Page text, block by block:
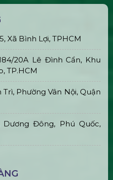
Xã Bình Lợi, TPHCM
20A Lê Đình Cẩn, Khu
TP.HCM
Trì, Phường Vân Nội, Quận
Dương Đông, Phú Quốc,